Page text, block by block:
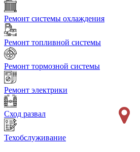
Ремонт системы охлаждения
Ремонт топливной системы
Ремонт тормозной системы
Ремонт электрики
Сход развал
Техобслуживание